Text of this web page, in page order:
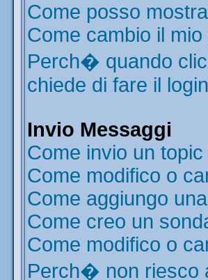
Come posso
Come cambio il mio
Perch� quando
chiede di fare il
Invio Messaggi
Come invio un
Come modifico o
Come aggiungo
Come creo un
Come modifico o
Perch� non riesco